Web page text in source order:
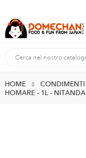
HOME CONDIMENTI
HOMARE - 1L - NITANDA